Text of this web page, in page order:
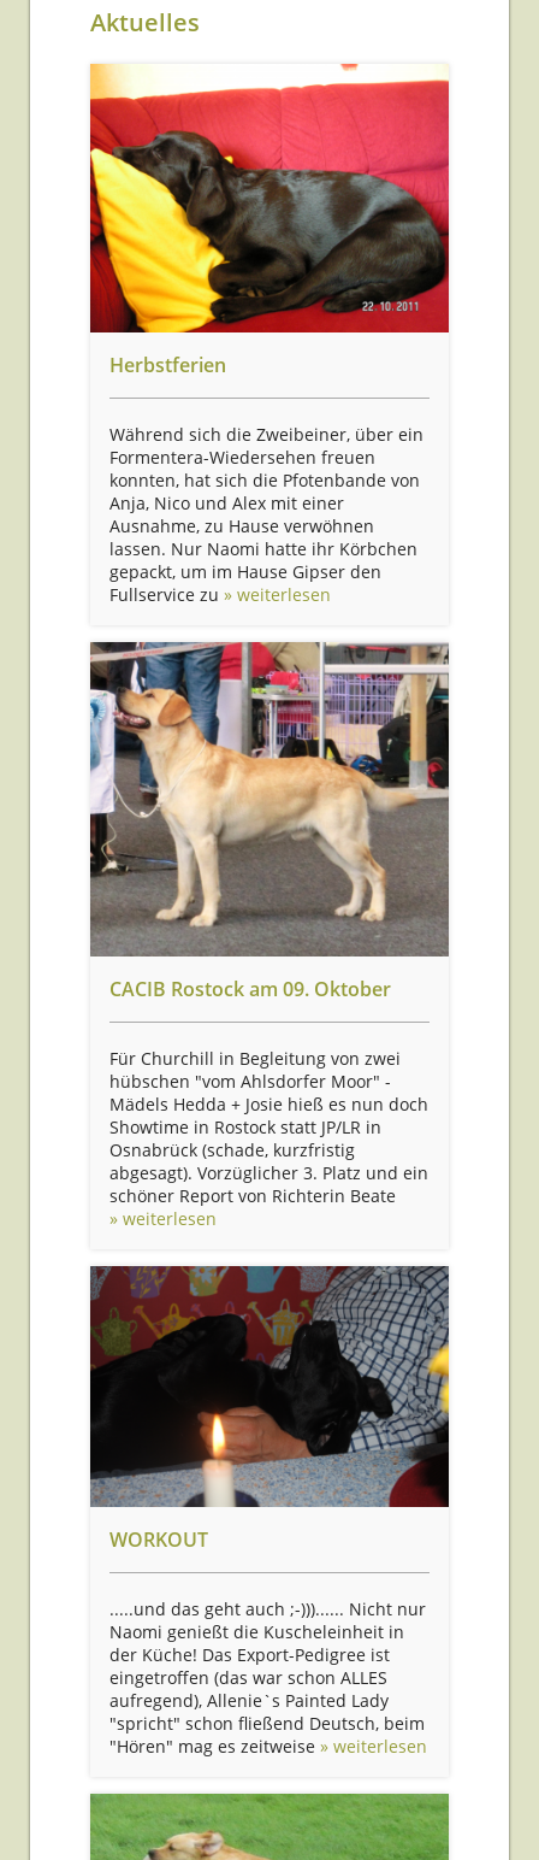
Aktuelles
Herbstferien
Während sich die Zweibeiner, über ein
Formentera-Wiedersehen freuen
konnten, hat sich die Pfotenbande von
Anja, Nico und Alex mit einer
Ausnahme, zu Hause verwöhnen
lassen. Nur Naomi hatte ihr Körbchen
gepackt, um im Hause Gipser den
Fullservice zu » weiterlesen
CACIB Rostock am 09. Oktober
Für Churchill in Begleitung von zwei
hübschen "vom Ahlsdorfer Moor" -
Mädels Hedda + Josie hieß es nun doch
Showtime in Rostock statt JP/LR in
Osnabrück (schade, kurzfristig
abgesagt). Vorzüglicher 3. Platz und ein
schöner Report von Richterin Beate
» weiterlesen
WORKOUT
.....und das geht auch ;-)))...... Nicht nur
Naomi genießt die Kuscheleinheit in
der Küche! Das Export-Pedigree ist
eingetroffen (das war schon ALLES
aufregend), Allenie`s Painted Lady
"spricht" schon fließend Deutsch, beim
"Hören" mag es zeitweise » weiterlesen